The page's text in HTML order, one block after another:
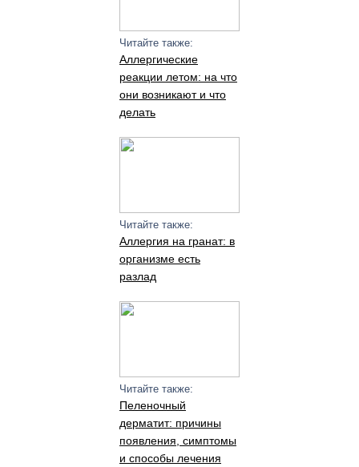
Читайте также:
Аллергические
реакции летом: на что
они возникают и что
делать
Читайте также:
Аллергия на гранат: в
организме есть
разлад
Читайте также:
Пеленочный
дерматит: причины
появления, симптомы
и способы лечения